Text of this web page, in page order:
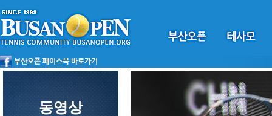
동영상